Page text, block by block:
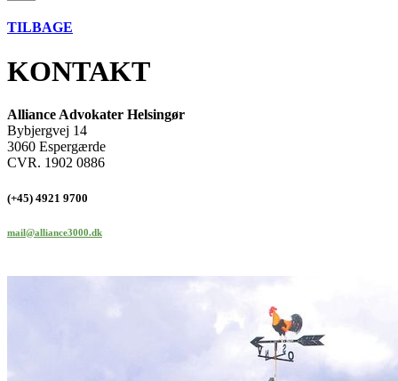
TILBAGE
KONTAKT
Alliance Advokater Helsingør
Bybjergvej 14
3060 Espergærde
CVR. 1902 0886
(+45) 4921 9700
mail@alliance3000.dk